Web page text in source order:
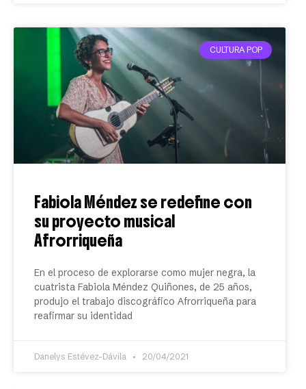
CULTURA POP
Fabiola Méndez se redefine con
su proyecto musical
Afrorriqueña
En el proceso de explorarse como mujer negra, la
cuatrista Fabiola Méndez Quiñones, de 25 años,
produjo el trabajo discográfico Afrorriqueña para
reafirmar su identidad
Danelys Estévez-Dávila 20/04/2021